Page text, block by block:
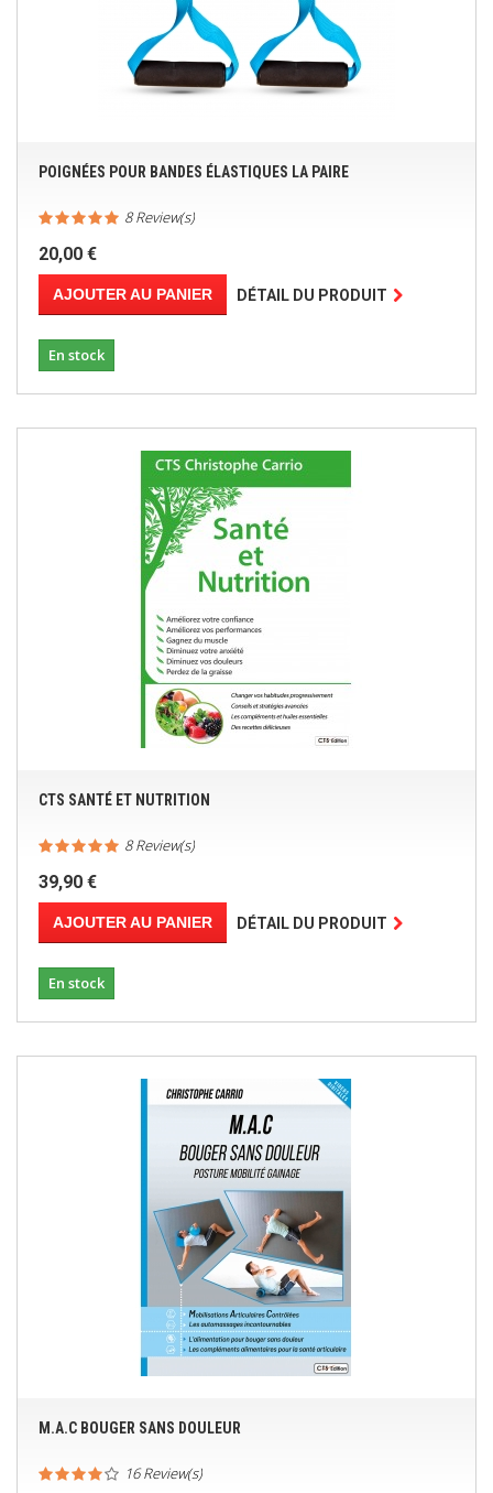
POIGNÉES POUR BANDES ÉLASTIQUES LA PAIRE
8 Review(s)
20,00 €
AJOUTER AU PANIER DÉTAIL DU PRODUIT
En stock
CTS SANTÉ ET NUTRITION
8 Review(s)
39,90 €
AJOUTER AU PANIER DÉTAIL DU PRODUIT
En stock
M.A.C BOUGER SANS DOULEUR
16 Review(s)